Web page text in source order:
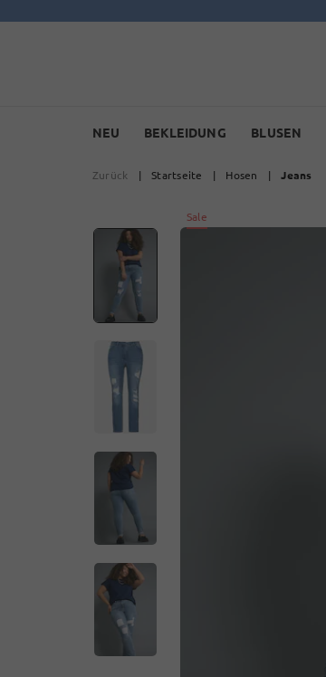
NEU BEKLEIDUNG BLUSEN
Zurück | Startseite | Hosen | Jeans
Sale